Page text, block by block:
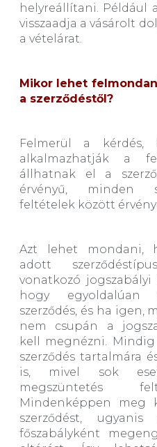
helyreállítani. Például
visszaadja a vásárolt
a vételárat.
Mikor lehet
a szerződéstől?
Felmerül a
alkalmazhatják a
állhatnak el a
érvényű, minden
feltételek között
Azt lehet mondani,
adott
vonatkozó
hogy egyoldalúan
szerződés, és ha igen,
nem csupán a
kell megnézni.
szerződés tartalmára
is, mivel sok
megszüntetés
Mindenképpen meg
szerződést,
főszabályként